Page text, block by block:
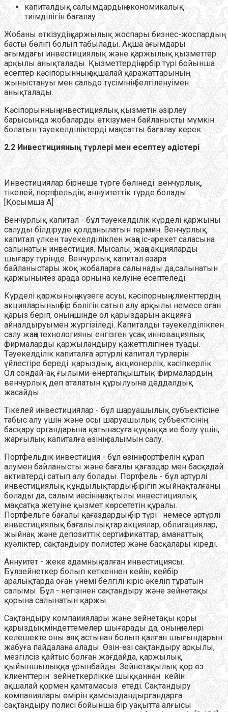
капиталдық салымдардың экономикалық
тиімділігін бағалау
Жобаны өткізудің қаржылық жоспары бизнес-жоспардың
басты бөлігі болып табылады. Ақша ағымдары
ағымдағы инвестициялық және қаржылық қызметтер
арқылы анықталады. Қызметтердің әрбір түрі бойынша
есептер кәсіпорынның ақшалай қаражаттарының
жыныстануы мен сальдо түсімінің белгіленуімен
анықталады.
Кәсіпорынның инвестициялық қызметін әзірлеу
барысында жобаларды өткізумен байланысты мүмкін
болатын тәуекелділіктерді мақсатты бағалау керек.
2.2 Инвестицияның түрлері мен есептеу әдістері
Инвестициялар бірнеше түрге бөлінеді: венчурлық,
тікелей, портфельдік, аннуитеттік түрде болады.
[Қосымша А]
Венчурлық капитал - бұл тәуекелділік күрделі қаржыны
салуды білдіруде қолданылатын термин. Венчурлық
капитал үлкен тәуекелділікпен жаңа іс-әрекет саласына
салынатын инвестиция. Мысалы, жаңа акцияларды
шығару түрінде. Венчурлық капитал өзара
байланыстары жоқ жобаларға салынады да,салынатын
қаржының тез арада орнына келуіне есептеледі.
Күрделі қаржының жүзеге асуы, кәсіпорның клиенттердің
акцияларының бір бөлігін сатып алу арқылы немесе оған
қарыз беріп, оның ішінде ол қарыздарын акцияға
айналдыруымен жүргізіледі. Капиталды тәуекелділікпен
салу жаңа технологияны енгізген ұсақ инновациялық
фирмаларды қаржыландыру қажеттілігінен туады.
Тәуекелділік капиталға әртүрлі капитал түрлерін
үйлестіре береді: қарыздық, акционерлік, кәсіпкерлік.
Ол сондай-ақ ғылыми-өнертапқыштық фирмалардың-
венчурлық деп аталатын құрылуына деддалдық
жасайды.
Тікелей инвестициялар - бұл шаруашылық субъектісіне
табыс алу үшін және осы шаруашылық субъектісінің
басқару органдарына қатынасуға құқыққа ие болу үшін,
жарғылық капиталға өзінің салымын салу.
Портфельдік инвестиция - бұл өзінің портфелін құрап
алумен байланысты және бағалы қағаздар мен басқадай
активтерді сатып алу болады. Портфель - бұл әртүрлі
инвестициялық құндылықтардың бірігіп жыйнақталғаны
болады да, салым иесінің нақтылы инвестициялық
мақсатқа жетуіне қызмет көрсететін құралы.
Портфельге бағалы қағаздардың бір түрі немесе әртүрлі
инвестициялық бағалылықтар:акциялар, облигациялар,
жыйнақ және депозиттік сертификаттар, аманаттық
куәліктер, сақтандыру полистер және басқалары кіреді.
Аннуитет - жеке адамның салған инвестициясы.
Бұлзейнеткер болып кеткеннен кейін, кейбір
аралықтарда оған үнемі белгілі кіріс әкеліп тұратын
салымы. Бұл - негізінен сақтандыру және зейнетақы
қорына салынатын қаржы.
Сақтандыру компаииялары және зейнетақы қоры
қарыздықміндеттемелер шығарады да, оның иелері
келешекте оны аяқ астынан болып қалған шығындарын
жабуға пайдалана алады. Өзін-өзі сақтандыру арқылы,
мезгілсіз қайтыс болған жағдайда, қаржылық
қыйыншылыққа ұрынбайды. Зейнетақылық қор өз
клиенттерін зейнеткерлікке шыққаннан кейін
ақшалай қормен қамтамасыз етеді. Сақтандыру
компаниялары өмірін қамсыздандырғандарға
сақтандыру полисі бойынша бір уақытта алғысы